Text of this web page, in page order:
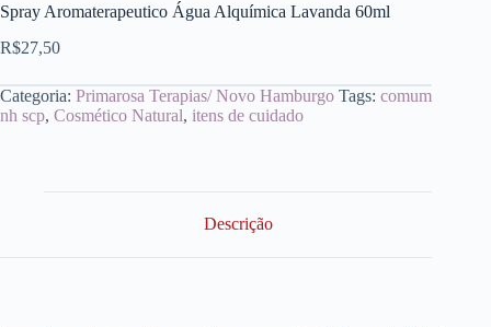
Spray Aromaterapeutico Água Alquímica Lavanda 60ml
R$27,50
Categoria: Primarosa Terapias/ Novo Hamburgo Tags: comum
nh scp, Cosmético Natural, itens de cuidado
Descrição